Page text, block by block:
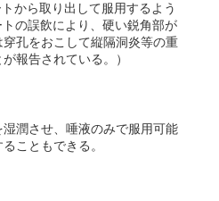
から取り出して服用するよう
の誤飲により、硬い鋭角部が
孔をおこして縦隔洞炎等の重
報告されている。）
潤させ、唾液のみで服用可能
こともできる。